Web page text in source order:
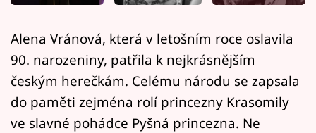
Sledujte nás
Alena Vránová, která v letošním roce oslavila
90. narozeniny, patřila k nejkrásnějším
českým herečkám. Celému národu se zapsala
do paměti zejména rolí princezny Krasomily
ve slavné pohádce Pyšná princezna. Ne